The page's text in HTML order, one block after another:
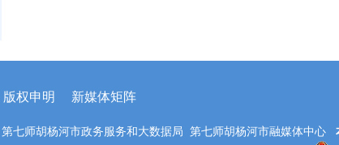
版权申明 新媒体矩阵
七师胡杨河市政务服务和大数据局 第七师胡杨河市融媒体中心